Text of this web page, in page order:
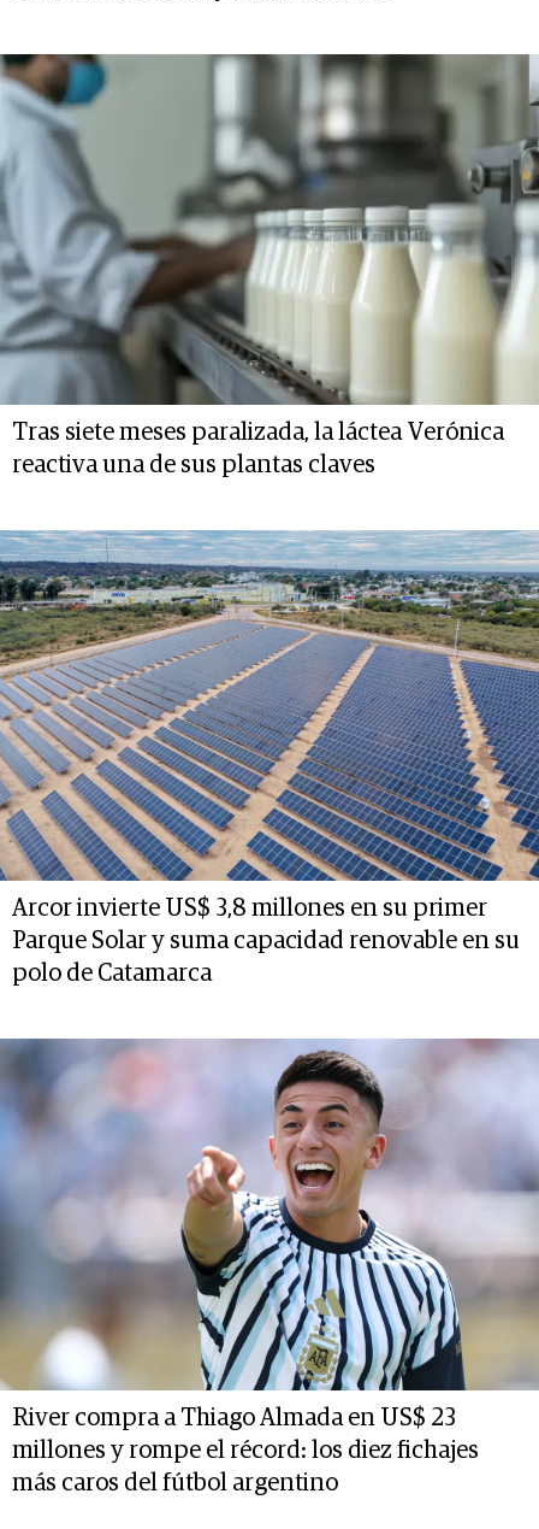
Tras siete meses paralizada, la láctea Verónica
reactiva una de sus plantas claves
Arcor invierte US$ 3,8 millones en su primer
Parque Solar y suma capacidad renovable en su
polo de Catamarca
River compra a Thiago Almada en US$ 23
millones y rompe el récord: los diez fichajes
más caros del fútbol argentino